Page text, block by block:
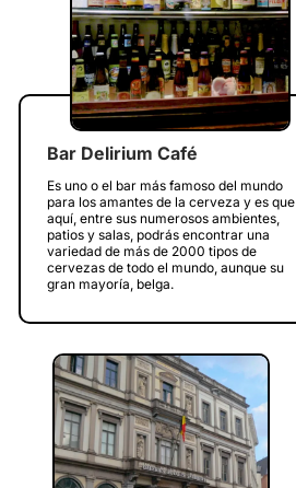
Bar Delirium Café
Es uno o el bar más famoso del mundo
para los amantes de la cerveza y es que
aquí, entre sus numerosos ambientes,
patios y salas, podrás encontrar una
variedad de más de 2000 tipos de
cervezas de todo el mundo, aunque su
gran mayoría, belga.